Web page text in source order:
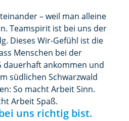
– weil man alleine
Teamspirit ist bei uns der
Dieses Wir-Gefühl ist die
Menschen bei der
dauerhaft ankommen und
südlichen Schwarzwald
So macht Arbeit Sinn.
Arbeit Spaß.
uns richtig bist.